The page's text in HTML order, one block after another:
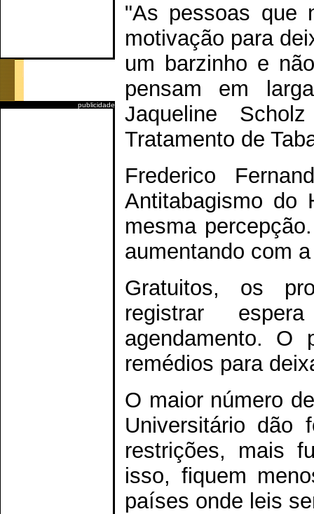
publicidade
"As pessoas que
motivação para
um barzinho e
pensam em
Jaqueline
Tratamento de
Frederico
Antitabagismo do
mesma
aumentando com
Gratuitos, os
registrar
agendamento.
remédios para
O maior número
Universitário dão
restrições, mais
isso, fiquem
países onde leis